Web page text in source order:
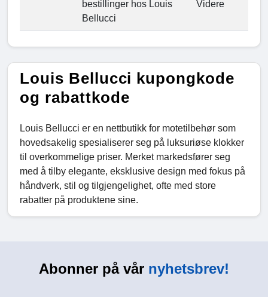
bestillinger hos Louis
Bellucci
Videre
Louis Bellucci kupongkode
og rabattkode
Louis Bellucci er en nettbutikk for motetilbehør som
hovedsakelig spesialiserer seg på luksuriøse klokker
til overkommelige priser. Merket markedsfører seg
med å tilby elegante, eksklusive design med fokus på
håndverk, stil og tilgjengelighet, ofte med store
rabatter på produktene sine.
Abonner på vår nyhetsbrev!